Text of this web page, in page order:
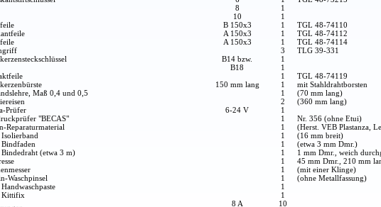
8
10
1
1
B 150x3 1
TGL 48-74110
A 150x3 1
TGL 48-74112
A 150x3 1
TGL 48-74114
3
TLG 39-331
B14 bzw.
B18
1
1
1
TGL 48-74119
150 mm lang 1
mit Stahldrahtborsten
Maß 0,4 und 0,5
1
(70 mm lang)
2
(360 mm lang)
Prüfer
6-24 V
1
"BECAS"
1
Nr. 356 (ohne Etui)
Reparaturmaterial
1
(Herst. VEB Plastanza,
1
(16 mm breit)
1
(etwa 3 mm Dmr.)
(etwa 3 m)
1
1 mm Dmr., weich
1
45 mm Dmr., 210 mm
1
(mit einer Klinge)
Waschpinsel
1
(ohne Metallfassung)
1
Kittifix
1
8 A
10